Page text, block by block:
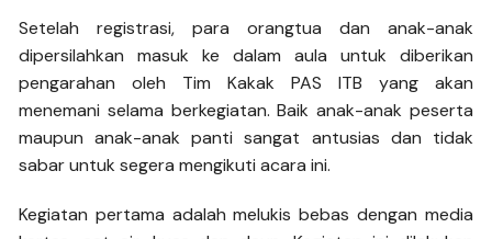
Setelah registrasi, para orangtua dan anak-anak
dipersilahkan masuk ke dalam aula untuk diberikan
pengarahan oleh Tim Kakak PAS ITB yang akan
menemani selama berkegiatan. Baik anak-anak peserta
maupun anak-anak panti sangat antusias dan tidak
sabar untuk segera mengikuti acara ini.
Kegiatan pertama adalah melukis bebas dengan media